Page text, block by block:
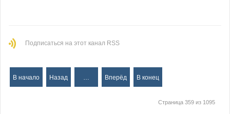
Подписаться на этот канал RSS
В начало Назад Вперёд В конец
Страница 359 из 1095